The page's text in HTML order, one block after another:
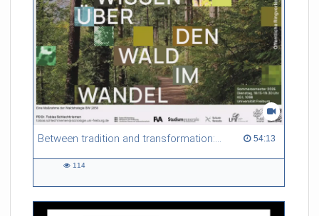
Between tradition and transformation: how owners, advisers and institutions co-create knowledge for resilient forests in Europe 54:13
54:13 duration
114